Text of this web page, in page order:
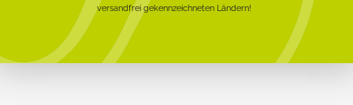
versandfrei gekennzeichneten Ländern!